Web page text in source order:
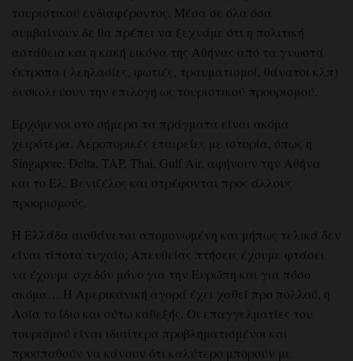
τουριστικού ενδιαφέροντος. Μέσα σε όλα όσα
συμβαίνουν δε θα πρέπει να ξεχνάμε ότι η πολιτική
αστάθεια και η κακή εικόνα της Αθήνας από τα γνωστά
έκτροπα ( λεηλασίες, φωτιές, τραυματισμοί, θάνατοι κλπ)
δυσκολεύουν την επιλογή ως τουριστικού προορισμού.
Ερχόμενοι στο σήμερα τα πράγματα είναι ακόμα
χειρότερα. Αεροπορικές εταιρείες με ιστορία, όπως η
Singapore, Delta, TAP, Thai, Gulf Air, αφήνουν την Αθήνα
και το Ελ. Βενιζέλος και στρέφονται προς άλλους
προορισμούς.
Η Ελλάδα αισθάνεται απομονωμένη και μήπως τελικά δεν
είναι τίποτα τυχαίο; Απευθείας πτήσεις έχουμε φτάσει
να έχουμε σχεδόν μόνο για την Ευρώπη και για πόσο
ακόμα… Η Αμερικάνική αγορά έχει χαθεί προ πολλού, η
Ασία το ίδιο και ούτω καθεξής. Οι επαγγελματίες του
τουρισμού είναι ιδιαίτερα προβληματισμένοι και
προσπαθούν να κάνουν ότι καλύτερο μπορούν με